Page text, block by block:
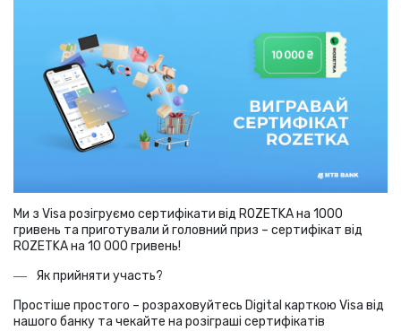
Ми з Visa розігруємо сертифікати від ROZETKA на 1000
гривень та приготували й головний приз – сертифікат від
ROZETKA на 10 000 гривень!
Як прийняти участь?
Простіше простого – розраховуйтесь Digital карткою Visa від
нашого банку та чекайте на розіграші сертифікатів